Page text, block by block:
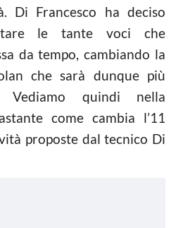
Di Francesco ha deciso
le tante voci che
da tempo, cambiando la
che sarà dunque più
quindi nella
come cambia l’11
proposte dal tecnico Di